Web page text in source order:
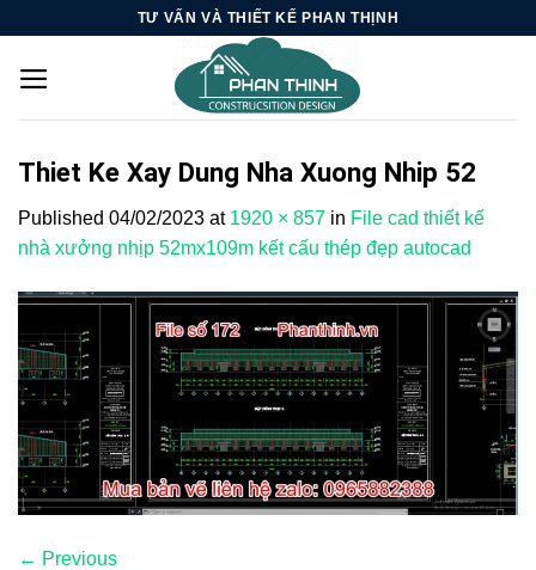
content
TƯ VẤN VÀ THIẾT KẾ PHAN THỊNH
Thiet Ke Xay Dung Nha Xuong Nhip 52
Published 04/02/2023 at 1920 × 857 in File cad thiết kế
nhà xưởng nhịp 52mx109m kết cấu thép đẹp autocad
← Previous